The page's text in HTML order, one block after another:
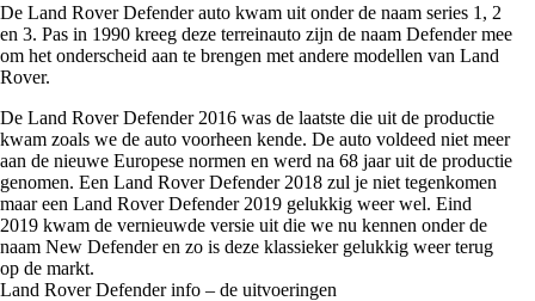
De Land Rover Defender auto kwam uit onder de naam series 1, 2
en 3. Pas in 1990 kreeg deze terreinauto zijn de naam Defender mee
om het onderscheid aan te brengen met andere modellen van Land
Rover.
De Land Rover Defender 2016 was de laatste die uit de productie
kwam zoals we de auto voorheen kende. De auto voldeed niet meer
aan de nieuwe Europese normen en werd na 68 jaar uit de productie
genomen. Een Land Rover Defender 2018 zul je niet tegenkomen
maar een Land Rover Defender 2019 gelukkig weer wel. Eind
2019 kwam de vernieuwde versie uit die we nu kennen onder de
naam New Defender en zo is deze klassieker gelukkig weer terug
op de markt.
Land Rover Defender info – de uitvoeringen